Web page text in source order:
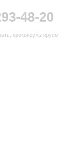
48-20
проконсультируем